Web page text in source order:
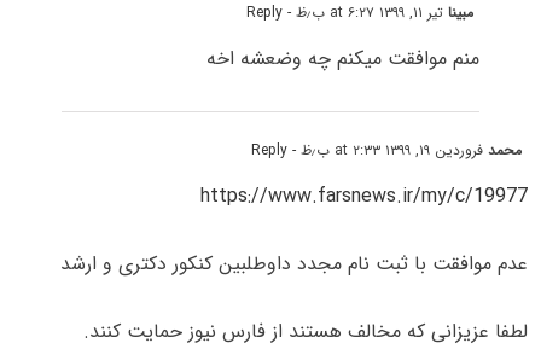
مبیناتیر ۱۱, ۱۳۹۹ at ۶:۲۷ ب٫ظ - Reply
منم موافقت میکنم چه وضعشه اخه
محمدفروردین ۱۹, ۱۳۹۹ at ۲:۳۳ ب٫ظ - Reply
https://www.farsnews.ir/my/c/19977
عدم موافقت با ثبت نام مجدد داوطلبین کنکور دکتری و ارشد
لطفا عزیزانی که مخالف هستند از فارس نیوز حمایت کنند.